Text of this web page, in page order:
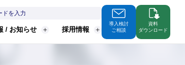
/ お知らせ 採用情報
導入検討
ご相談
資料
ダウンロード